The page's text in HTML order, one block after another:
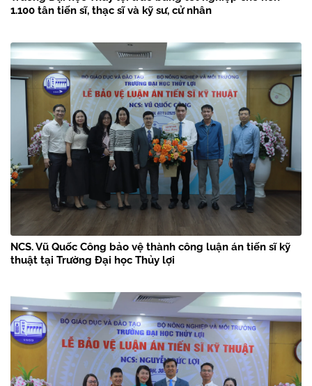
1.100 tân tiến sĩ, thạc sĩ và kỹ sư, cử nhân
NCS. Vũ Quốc Công bảo vệ thành công luận án tiến sĩ kỹ
thuật tại Trường Đại học Thủy lợi